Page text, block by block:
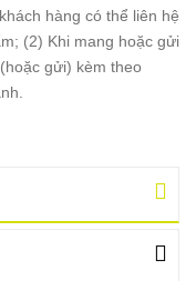
hàng có thể liên hệ
(2) Khi mang hoặc gửi
gửi) kèm theo